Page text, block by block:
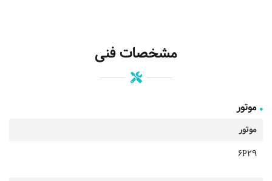
مشخصات فنی
موتور
موتور
6P29